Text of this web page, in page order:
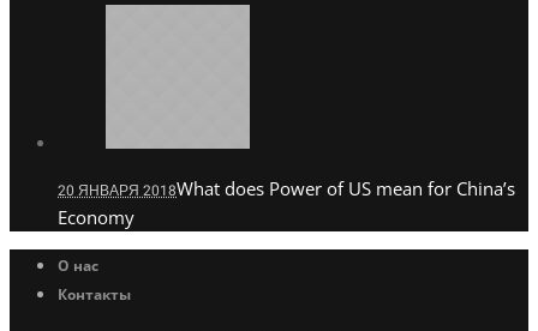
20 ЯНВАРЯ 2018What does Power of US mean for China’s
Economy
О нас
Контакты